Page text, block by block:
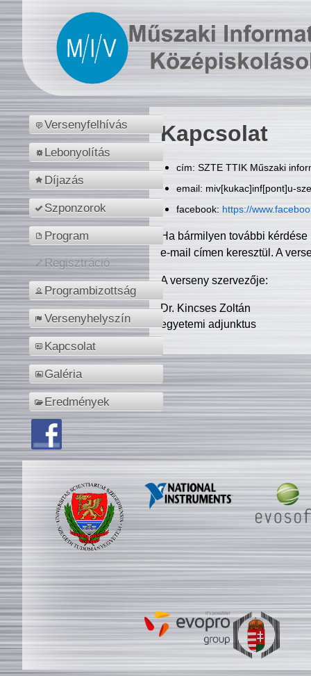
Versenyfelhívás
Lebonyolítás
Díjazás
Szponzorok
Program
Regisztráció
Programbizottság
Versenyhelyszín
Kapcsolat
Galéria
Eredmények
Kapcsolat
cím: SZTE TTIK Műszaki
email: miv[kukac]inf[pont]u-
facebook: https://
Ha bármilyen további
e-mail címen keresztül. A
A verseny szervezője:
Dr. Kincses Zoltán
egyetemi adjunktus